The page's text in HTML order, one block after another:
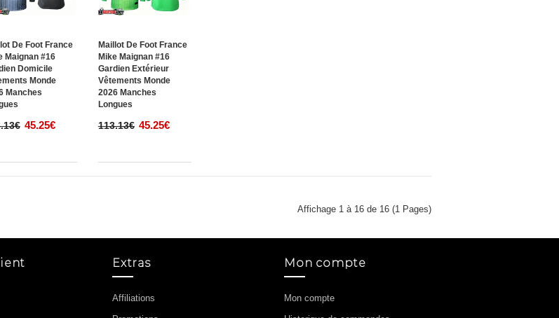
De Foot France
Maignan #16
Domicile
Monde
Manches
45.25€
Maillot De Foot France
Mike Maignan #16
Gardien Extérieur
Vêtements Monde
2026 Manches
Longues
113.13€ 45.25€
Affichage 1 à 16 de 16 (1 Pages)
Extras
Affiliations
Mon compte
Mon compte